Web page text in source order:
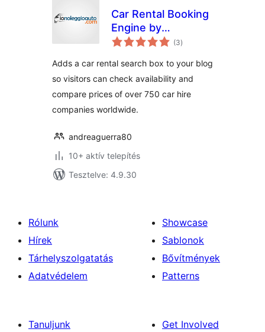
Car Rental Booking
Engine by
Ionoleggioauto.com
(3értékelés
összesen
)
Adds a car rental search box to your blog
so visitors can check availability and
compare prices of over 750 car hire
companies worldwide.
andreaguerra80
10+ aktív telepítés
Tesztelve: 4.9.30
Rólunk
Hírek
Tárhelyszolgatatás
Adatvédelem
Showcase
Sablonok
Bővítmények
Patterns
Tanuljunk
Get Involved